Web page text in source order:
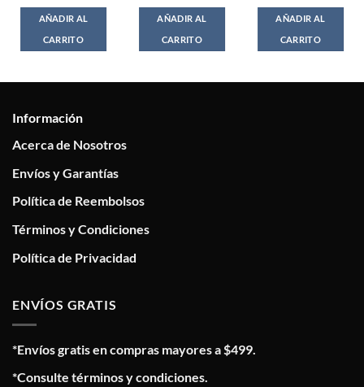
AÑADIR AL
CARRITO
AÑADIR AL
CARRITO
AÑADIR AL
CARRITO
Información
Acerca de Nosotros
Envíos y Garantías
Política de Reembolsos
Términos y Condiciones
Política de Privacidad
ENVÍOS GRATIS
*Envíos gratis en compras mayores a $499.
*Consulte términos y condiciones.